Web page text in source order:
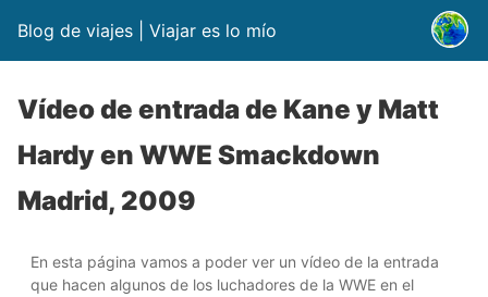
Blog de viajes | Viajar es lo mío
Vídeo de entrada de Kane y Matt
Hardy en WWE Smackdown
Madrid, 2009
En esta página vamos a poder ver un vídeo de la entrada
que hacen algunos de los luchadores de la WWE en el